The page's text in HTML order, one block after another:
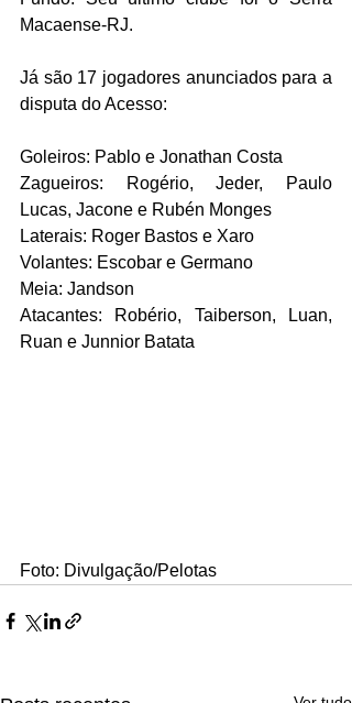
Macaense-RJ.
Já são 17 jogadores anunciados para a
disputa do Acesso:
Goleiros: Pablo e Jonathan Costa
Zagueiros: Rogério, Jeder, Paulo
Lucas, Jacone e Rubén Monges
Laterais: Roger Bastos e Xaro
Volantes: Escobar e Germano
Meia: Jandson
Atacantes: Robério, Taiberson, Luan,
Ruan e Junnior Batata
Foto: Divulgação/Pelotas